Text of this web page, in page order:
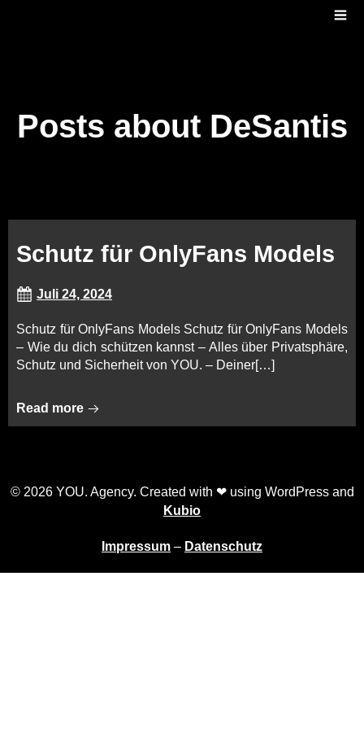
Posts about DeSantis
Schutz für OnlyFans Models
Juli 24, 2024
Schutz für OnlyFans Models Schutz für OnlyFans Models
– Wie du dich schützen kannst – Alles über Privatsphäre,
Schutz und Sicherheit von YOU. – Deiner[…]
Read more
© 2026 YOU. Agency. Created with ❤ using WordPress and
Kubio
Impressum – Datenschutz